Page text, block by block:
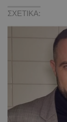
ΣΧΕΤΙΚΑ: